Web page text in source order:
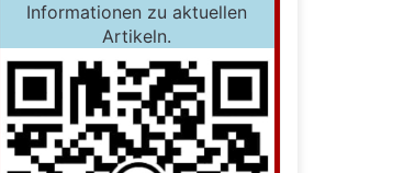
Informationen zu aktuellen
Artikeln.